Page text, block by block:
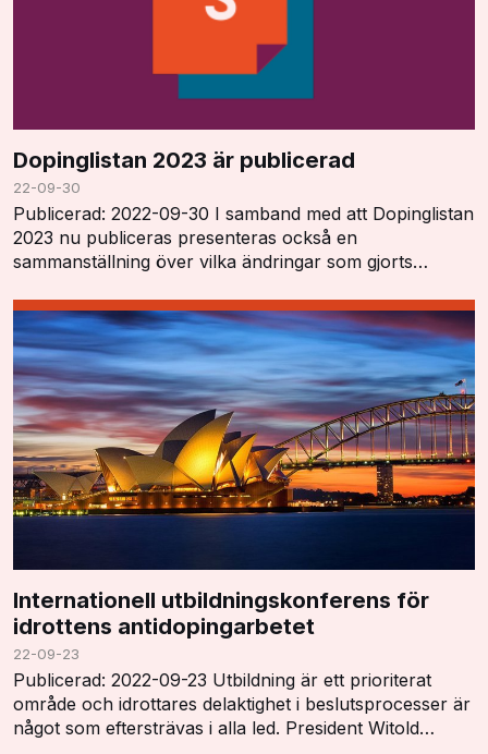
Dopinglistan 2023 är publicerad
22-09-30
Publicerad: 2022-09-30 I samband med att Dopinglistan
2023 nu publiceras presenteras också en
sammanställning över vilka ändringar som gjorts
Notes". …
Internationell utbildningskonferens för
idrottens antidopingarbetet
22-09-23
Publicerad: 2022-09-23 Utbildning är ett prioriterat
område och idrottares delaktighet i beslutsprocesser är
något som eftersträvas i alla led. President Witold